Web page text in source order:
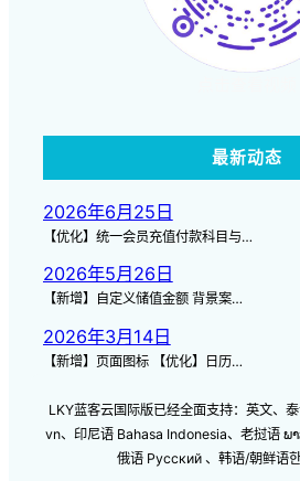
最新动态
2026年6月25日
【优化】统一会员充值付款科目与…
2026年5月26日
【新增】自定义储值金额 背景案…
2026年3月14日
【新增】页面图标 【优化】日历…
LKY蓝客云国际版已经全面支持：英文、
vn、印尼语 Bahasa Indonesia、老挝语 ພ
俄语 Русский 、韩语/朝鲜语